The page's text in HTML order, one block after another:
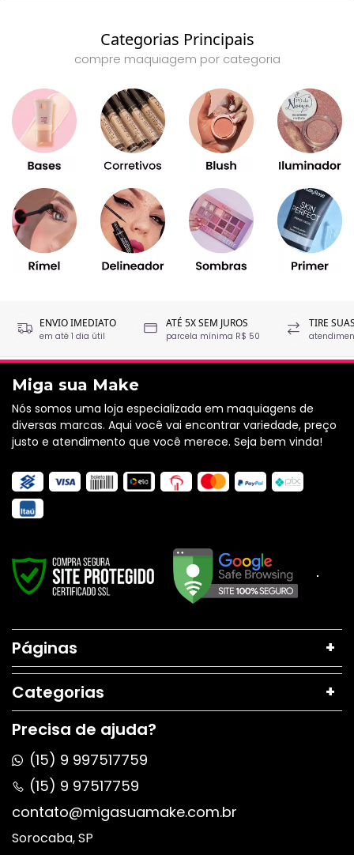
Categorias Principais
compre maquiagem por categoria
ENVIO IMEDIATO
em até 1 dia útil
ATÉ 5X SEM JUROS
parcela mínima R$ 50
TIRE
Precisa de ajuda?
(15) 9 997517759
(15) 9 97517759
contato@migasuamake.com.br
Sorocaba, SP
Páginas
Categorias
Miga sua Make
Nós somos uma loja especializada em maquiagens de
diversas marcas. Aqui você vai encontrar variedade, preço
justo e atendimento que você merece. Seja bem vinda!